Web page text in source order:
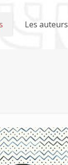
Les auteurs